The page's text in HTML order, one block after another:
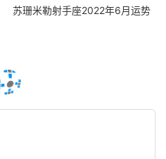
苏珊米勒射手座2022年6月运势